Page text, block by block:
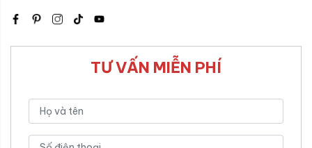
TƯ VẤN MIỄN PHÍ